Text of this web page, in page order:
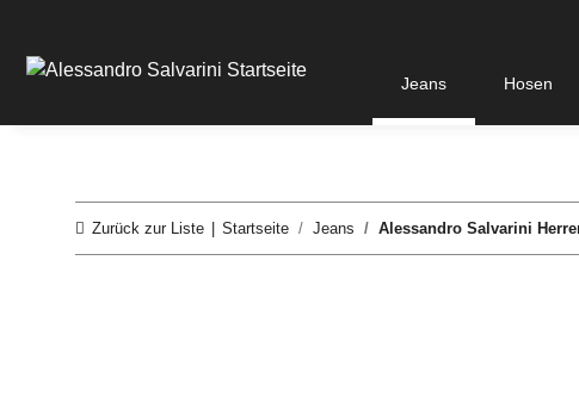
Jeans Hosen
Zurück zur Liste Startseite Jeans Alessandro Salvarini